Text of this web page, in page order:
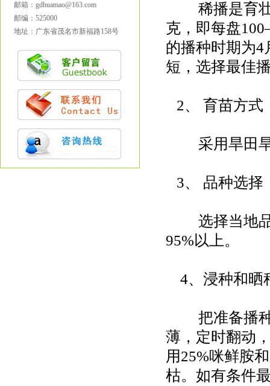
邮箱：gdhuamao@163.com
邮编：525000
地址：广东省茂名市新福路158号
稀播是育壮
克，即每盘
的播种时期为
短，选择最佳
2、 育苗方式
采用旱田旱
3、 品种选择
选择当地品
95%以上。
4、浸种和晒
把准备播种
薄，定时翻动
用25%咪鲜胺
枯。如有条件